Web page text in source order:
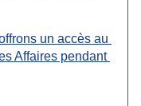
un accès au
Affaires pendant